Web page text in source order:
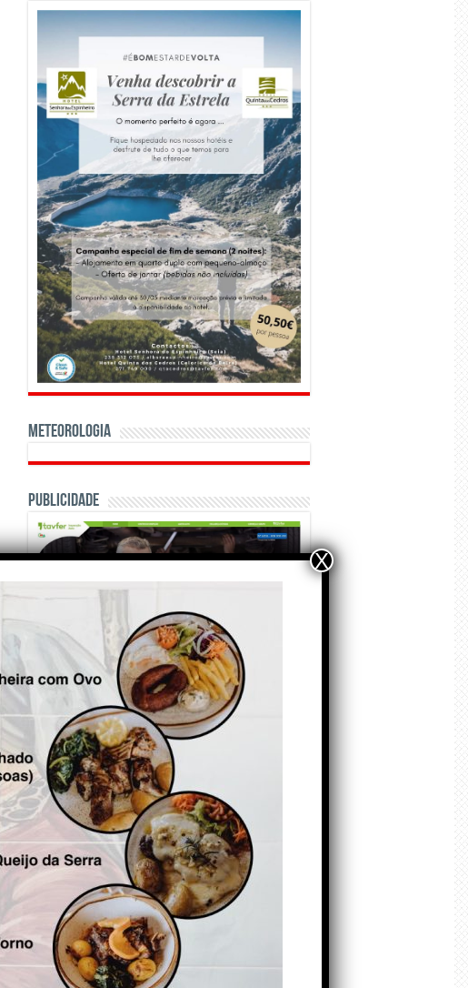
Meteorologia
Publicidade
OPINIÃO E CRÓNICAS
Matraquilhos… Autor:
Fernando Roldão
6 de Agosto de 2026
A marca Sporting em
todo o mundo está a
crescer atrás de
Ronaldo. Autor: Paulo
Freitas do Amaral
5 de Agosto de 2026
Falso crescimento…
Autor: Nuno Pereira
1 de Agosto de 2026
X